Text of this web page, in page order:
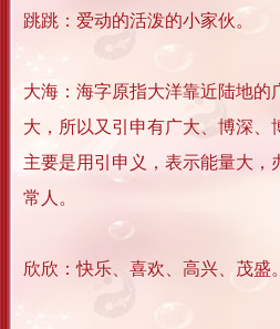
跳跳：爱动的活泼的小家伙。
大海：海字原指大洋靠近陆地的
大，所以又引申有广大、博深、
主要是用引申义，表示能量大，
常人。
欣欣：快乐、喜欢、高兴、茂盛。